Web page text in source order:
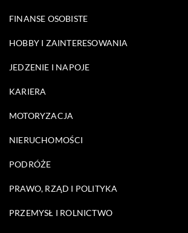
FINANSE OSOBISTE
HOBBY I ZAINTERESOWANIA
JEDZENIE I NAPOJE
KARIERA
MOTORYZACJA
NIERUCHOMOŚCI
PODRÓŻE
PRAWO, RZĄD I POLITYKA
PRZEMYSŁ I ROLNICTWO